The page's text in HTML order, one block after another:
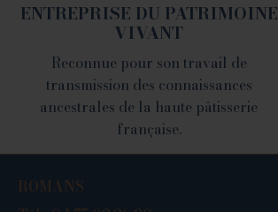
ENTREPRISE DU PATRIMOINE
VIVANT
Reconnue pour son travail de
transmission des connaissances
ancestrales de la haute pâtisserie
française.
ROMANS